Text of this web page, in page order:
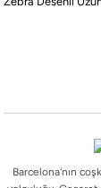
Barcelona'nın
Barcelona'nın
kadınlar için
kontrastlarla
Koleksiyon